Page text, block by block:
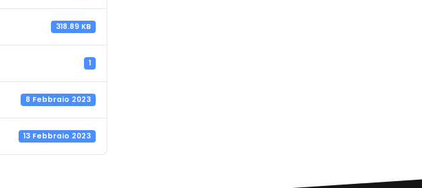
318.89 KB
1
8 Febbraio 2023
13 Febbraio 2023